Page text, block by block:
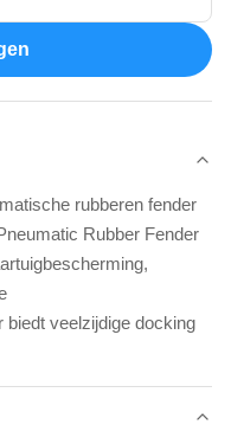
rubberen fender
Rubber Fender
biedt veelzijdige docking